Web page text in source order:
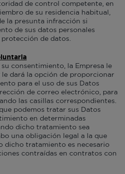
de control competente, en
de su residencia habitual,
la presunta infracción si
de sus datos personales
de datos.
consentimiento, la Empresa le
dará la opción de proporcionar
para el uso de sus Datos
de correo electrónico, para
las casillas correspondientes.
podemos tratar sus Datos
en determinadas
dicho tratamiento sea
una obligación legal a la que
dicho tratamiento es necesario
contraídas en contratos con